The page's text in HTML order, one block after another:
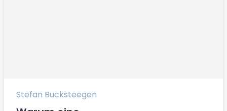
Stefan Bucksteegen